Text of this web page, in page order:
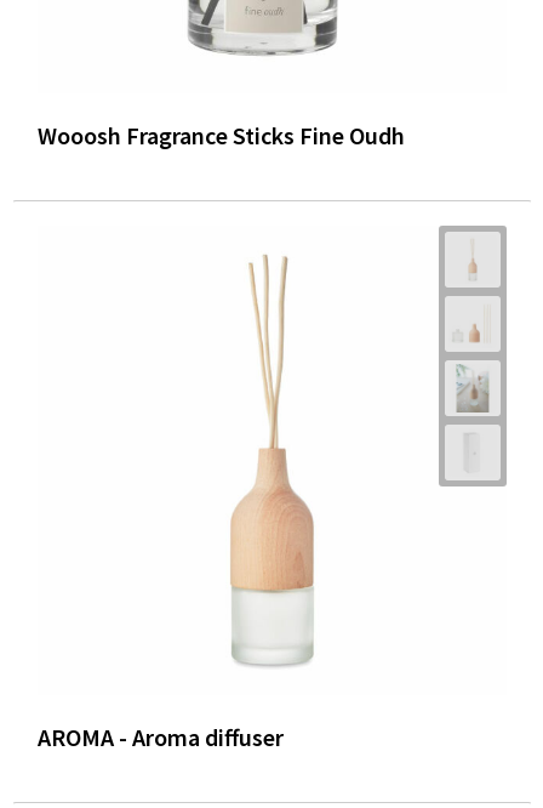
Wooosh Fragrance Sticks Fine Oudh
AROMA - Aroma diffuser